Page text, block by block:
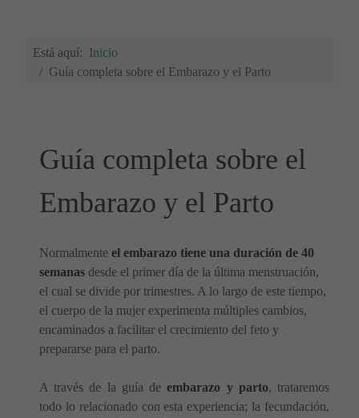
Está aquí: Inicio
Guía completa sobre el Embarazo y el Parto
Guía completa sobre el
Embarazo y el Parto
Normalmente el embarazo tiene una duración de 40
semanas desde el primer día de la última menstruación,
el cual se divide por trimestres. A lo largo de este tiempo,
el cuerpo de la mujer experimenta múltiples cambios,
encaminados a facilitar el crecimiento del feto y
prepararse para el parto.
A través de la guía deembarazo y parto, trataremos
todo lo relacionado con esta experiencia; la fecundación,